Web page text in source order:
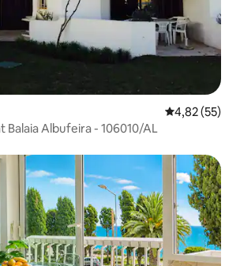
5 üzerinden
4,82 (55)
Balaia Albufeira - 106010/AL